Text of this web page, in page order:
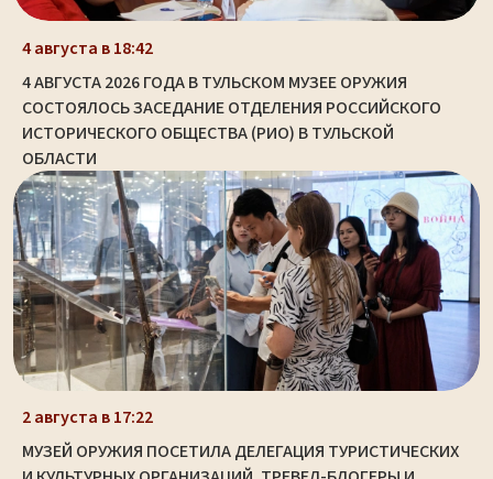
4 августа в 18:42
4 АВГУСТА 2026 ГОДА В ТУЛЬСКОМ МУЗЕЕ ОРУЖИЯ
СОСТОЯЛОСЬ ЗАСЕДАНИЕ ОТДЕЛЕНИЯ РОССИЙСКОГО
ИСТОРИЧЕСКОГО ОБЩЕСТВА (РИО) В ТУЛЬСКОЙ
ОБЛАСТИ
2 августа в 17:22
МУЗЕЙ ОРУЖИЯ ПОСЕТИЛА ДЕЛЕГАЦИЯ ТУРИСТИЧЕСКИХ